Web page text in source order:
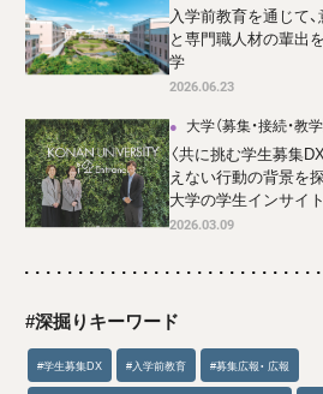
入学前教育を通じて
と専門職人材の輩出
学
2026.06.23
大学（募集・接続・教学
〈共に挑む学生募集
えない行動の背景を
大学の学生インサイ
2026.03.09
#深掘りキーワード
#学生募集DX #入学前教育 #募集広報・ 広報